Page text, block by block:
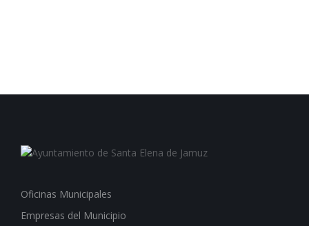
Oficinas Municipales
Empresas del Municipio